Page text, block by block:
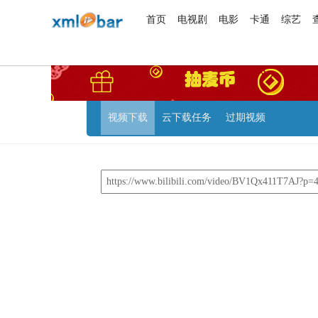
首页 电视剧 电影 卡通 综艺
视频下载 云下载任务 过期视频